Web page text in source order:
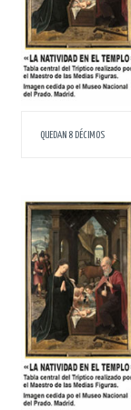
QUEDAN 8 DÉCIMOS